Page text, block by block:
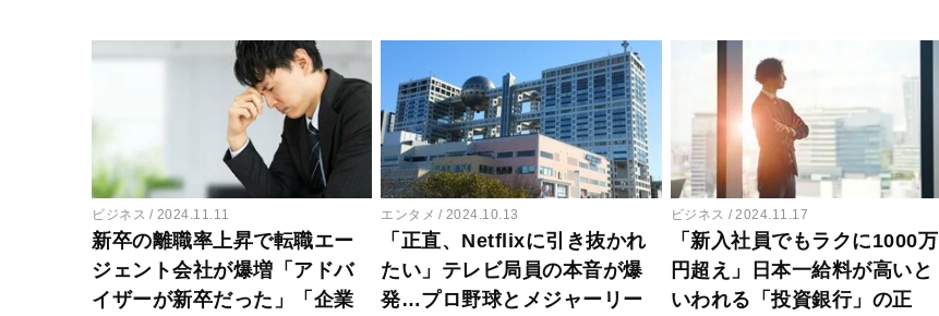
ビジネス 2024.11.11
新卒の離職率上昇で転職エー
ジェント会社が爆増「アドバ
イザーが新卒だった」「企業
エンタメ 2024.10.13
「正直、Netflixに引き抜かれ
たい」テレビ局員の本音が爆
発…プロ野球とメジャーリー
ビジネス 2024.11.17
「新入社員でもラクに1000万
円超え」日本一給料が高いと
いわれる「投資銀行」の正